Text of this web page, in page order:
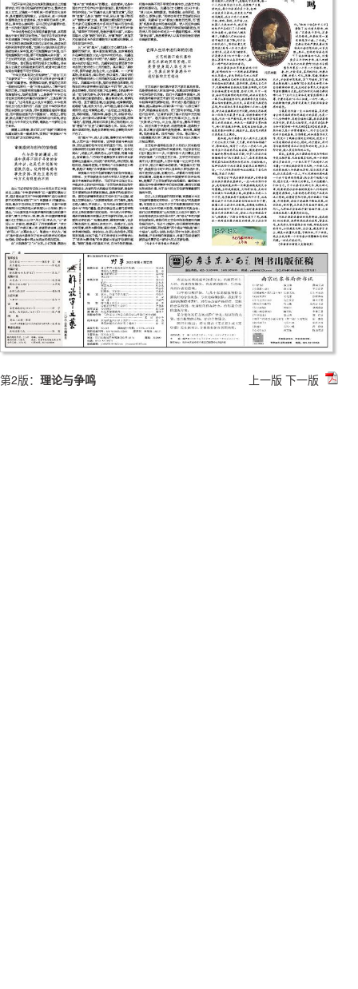
第2版： 理论与争鸣 上一版 下一版